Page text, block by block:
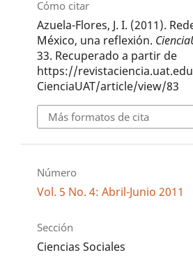
Cómo citar
Azuela-Flores, J. I. (2011).
México, una reflexión.
33. Recuperado a partir de
https://
CienciaUAT/article/view/83
Más formatos de cita
Número
Vol. 5 No. 4: Abril-Junio 2011
Sección
Ciencias Sociales